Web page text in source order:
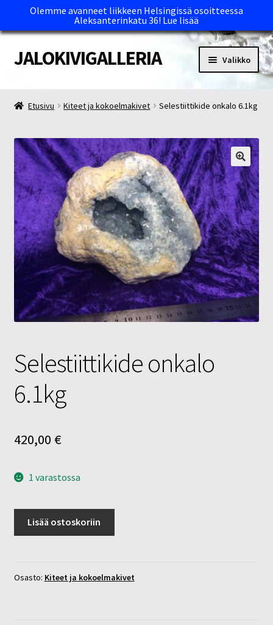
Olemme avanneet liikkeen Helsingissä osoitteessa
Aleksanterinkatu 36! Lue lisää
Siirry
navigointiin
Siirry
sisältöön
JALOKIVIGALLERIA Valikko
Maksutavat ja Tärkeää tietää
Myymälät
Oma tili
Ostoskori
Tietosuojaseloste
Tuotteet
Etusivu Kiteet ja kokoelmakivet Selestiittikide onkalo 6.1kg
Selestiittikide onkalo
6.1kg
420,00 €
1 varastossa
Lisää ostoskoriin
Osasto: Kiteet ja kokoelmakivet